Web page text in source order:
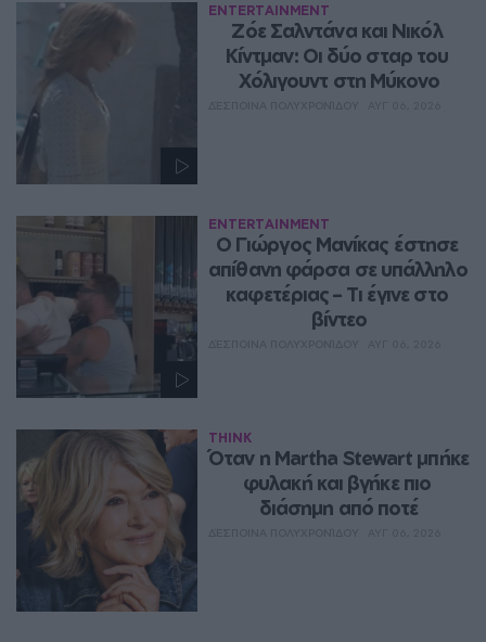
ENTERTAINMENT
Ζόε Σαλντάνα και Νικόλ
Κίντμαν: Οι δύο σταρ του
Χόλιγουντ στη Μύκονο
ENTERTAINMENT
Ο Γιώργος Μανίκας έστησε
απίθανη φάρσα σε υπάλληλο
καφετέριας – Τι έγινε στο
βίντεο
THINK
Όταν η Martha Stewart μπήκε
φυλακή και βγήκε πιο
διάσημη από ποτέ